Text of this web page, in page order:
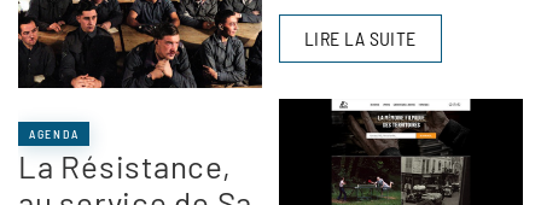
AGENDA
La Résistance,
LIRE LA SUITE